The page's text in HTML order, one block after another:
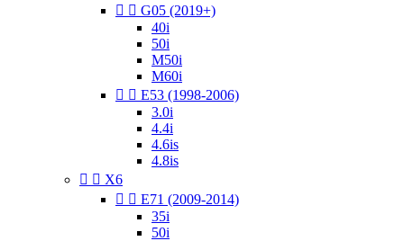
  G05 (2019+)
40i
50i
M50i
M60i
  E53 (1998-2006)
3.0i
4.4i
4.6is
4.8is
  X6
  E71 (2009-2014)
35i
50i